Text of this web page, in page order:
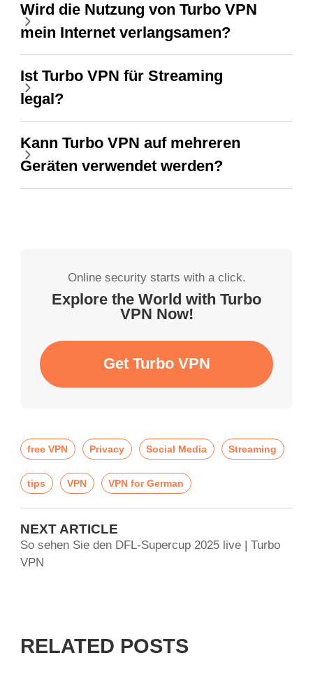
Wird die Nutzung von Turbo VPN
mein Internet verlangsamen?
Ist Turbo VPN für Streaming
legal?
Kann Turbo VPN auf mehreren
Geräten verwendet werden?
Online security starts with a click.
Explore the World with Turbo
VPN Now!
Get Turbo VPN
free VPN Privacy Social Media Streaming
tips VPN VPN for German
NEXT ARTICLE
So sehen Sie den DFL-Supercup 2025 live | Turbo
VPN
RELATED POSTS